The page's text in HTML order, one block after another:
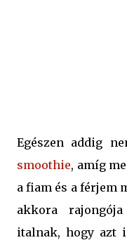
Egészen addig
smoothie, amíg
a fiam és a férjem
akkora
italnak, hogy azt